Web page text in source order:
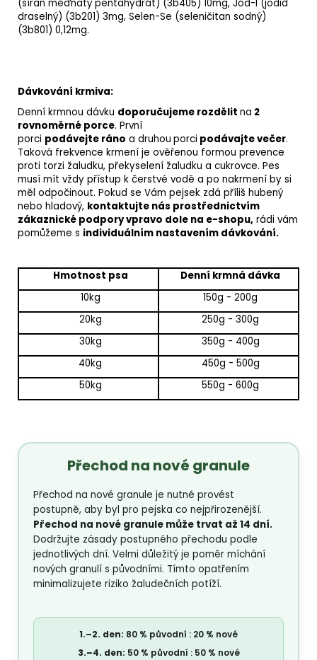
(síran měďnatý pentahydrát) (3b405) 10mg, Jód-I (jodid
draselný) (3b201) 3mg, Selen-Se (seleničitan sodný)
(3b801) 0,12mg.
Dávkování krmiva:
Denní krmnou dávku doporučujeme rozdělit na 2
rovnoměrné porce. První
porci podávejte ráno a druhou porci podávajte večer.
Taková frekvence krmení je ověřenou formou prevence
proti torzi žaludku, překyselení žaludku a cukrovce. Pes
musí mít vždy přístup k čerstvé vodě a po nakrmení by si
měl odpočinout. Pokud se Vám pejsek zdá příliš hubený
nebo hladový, kontaktujte nás prostřednictvím
zákaznické podpory vpravo dole na e-shopu, rádi vám
pomůžeme s individuálním nastavením dávkování.
Hmotnost psa
10kg
20kg
30kg
40kg
50kg
Denní krmná dávka
150g - 200g
250g - 300g
350g - 400g
450g - 500g
550g - 600g
Přechod na nové granule
Přechod na nové granule je nutné provést
postupně, aby byl pro pejska co nejpřirozenější.
Přechod na nové granule může trvat až 14 dní.
Dodržujte zásady postupného přechodu podle
jednotlivých dní. Velmi důležitý je poměr míchání
nových granulí s původními. Tímto opatřením
minimalizujete riziko žaludečních potíží.
1.–2. den: 80 % původní : 20 % nové
3.–4. den: 50 % původní : 50 % nové